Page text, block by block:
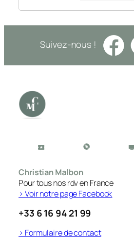
Suivez-nous !
Christian Malbon
Pour tous nos rdv en France
> Voir notre page Facebook
+33 6 16 94 21 99
> Formulaire de contact